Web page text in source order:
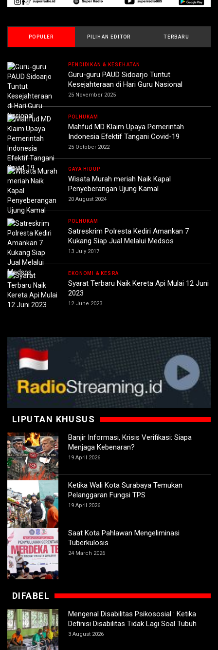
POPULER PILIHAN EDITOR TERBARU
PENDIDIKAN & KESEHATAN
Guru-guru PAUD Sidoarjo Tuntut
Kesejahteraan di Hari Guru Nasional
25 November 2025
POLHUKAM
Mahfud MD Klaim Upaya Pemerintah
Indonesia Efektif Tangani Covid-19
25 October 2022
GAYA HIDUP
Wisata Murah meriah Naik Kapal
Penyeberangan Ujung Kamal
20 August 2024
POLHUKAM
Satreskrim Polresta Kediri Amankan 7
Kukang Siap Jual Melalui Medsos
13 July 2017
EKONOMI & KESRA
Syarat Terbaru Naik Kereta Api Mulai 12 Juni
2023
12 June 2023
LIPUTAN KHUSUS
Banjir Informasi, Krisis Verifikasi: Siapa
Menjaga Kebenaran?
19 April 2026
Ketika Wali Kota Surabaya Temukan
Pelanggaran Fungsi TPS
19 April 2026
Saat Kota Pahlawan Mengeliminasi
Tuberkulosis
24 March 2026
DIFABEL
Mengenal Disabilitas Psikososial : Ketika
Definisi Disabilitas Tidak Lagi Soal Tubuh
3 August 2026